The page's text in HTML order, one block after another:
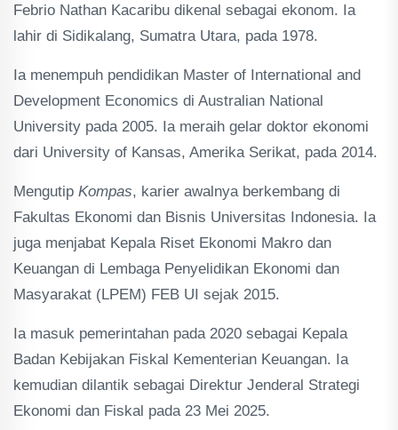
Febrio Nathan Kacaribu dikenal sebagai ekonom. Ia
lahir di Sidikalang, Sumatra Utara, pada 1978.
Ia menempuh pendidikan Master of International and
Development Economics di Australian National
University pada 2005. Ia meraih gelar doktor ekonomi
dari University of Kansas, Amerika Serikat, pada 2014.
Mengutip Kompas, karier awalnya berkembang di
Fakultas Ekonomi dan Bisnis Universitas Indonesia. Ia
juga menjabat Kepala Riset Ekonomi Makro dan
Keuangan di Lembaga Penyelidikan Ekonomi dan
Masyarakat (LPEM) FEB UI sejak 2015.
Ia masuk pemerintahan pada 2020 sebagai Kepala
Badan Kebijakan Fiskal Kementerian Keuangan. Ia
kemudian dilantik sebagai Direktur Jenderal Strategi
Ekonomi dan Fiskal pada 23 Mei 2025.